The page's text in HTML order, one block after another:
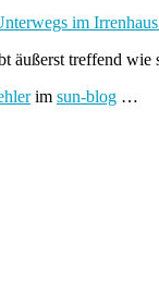
im
äußerst treffend
im sun-blog …